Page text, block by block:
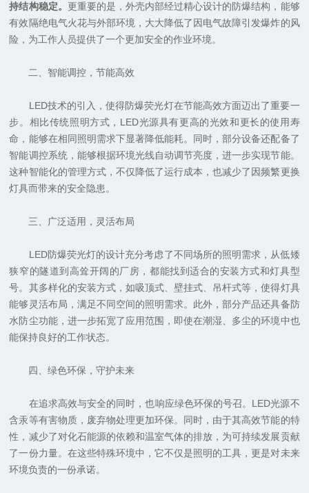
持结构稳定。 更重要的是，外壳内部经过精心设计的防爆结构，能够
有效隔绝电气火花与外部环境，大大降低了因电气故障引发爆炸的风
险，为工作人员提供了一个更加安全的作业环境。
二、智能调控，节能高效
LED技术的引入，使得防爆荧光灯在节能高效方面迈出了重要一
步。相比传统照明方式，LED光源具有更高的光效和更长的使用寿
命，能够在相同照明需求下显著降低能耗。同时，部分设备还配备了
智能调控系统，能够根据环境光线自动调节亮度，进一步实现节能。
这种智能化的管理方式，不仅降低了运行成本，也减少了因频繁更换
灯具而带来的安全隐患。
三、广泛适用，灵活布局
LED防爆荧光灯的设计充分考虑了不同场所的照明需求，从低矮
狭窄的隧道到高耸开阔的厂房，都能找到适合的安装方式和灯具型
号。其多样化的安装方式，如吸顶式、壁挂式、吊杆式等，使得灯具
能够灵活布局，满足不同空间的照明需求。此外，部分产品还具备防
水防尘功能，进一步拓宽了应用范围，即使在潮湿、多尘的环境中也
能保持良好的工作状态。
四、绿色环保，守护未来
在追求高效与安全的同时，也响应绿色环保的号召。LED光源不
含汞等有害物质，废弃物处理更加环保。同时，由于其高效节能的特
性，减少了对化石能源的依赖和温室气体的排放，为可持续发展贡献
了一份力量。在这些特殊环境中，它不仅是照明的工具，更是对未来
环境负责的一份承诺。